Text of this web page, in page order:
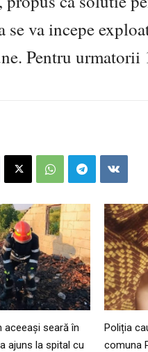
se va incepe
Pentru urmatorii
aceeași seară în
ajuns la spital cu
Poliția
comuna